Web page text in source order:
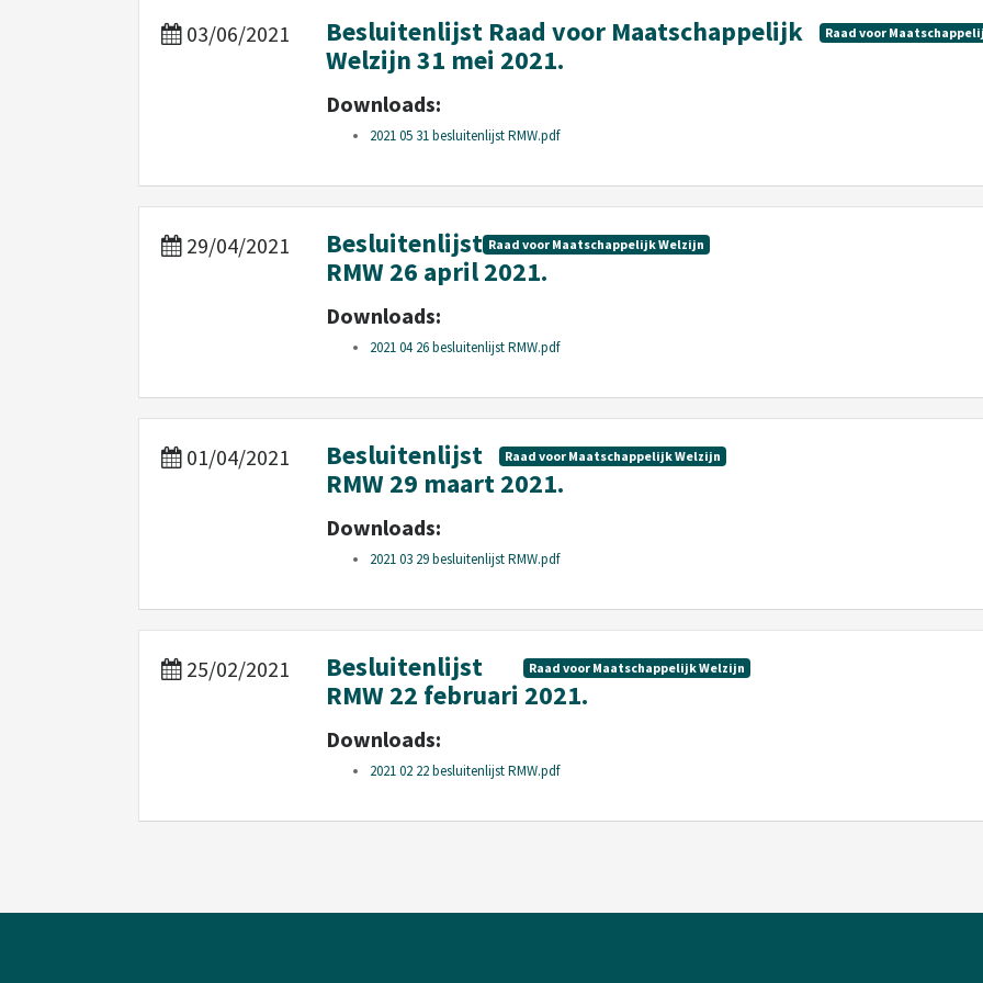
03/06/2021 Raad voor
Besluitenlijst Raad voor Maatschappelijk
Welzijn 31 mei 2021.
Downloads:
2021 05 31 besluitenlijst RMW.pdf
29/04/2021 Raad voor Maatschappelijk Welzijn
Besluitenlijst
RMW 26 april 2021.
Downloads:
2021 04 26 besluitenlijst RMW.pdf
01/04/2021 Raad voor Maatschappelijk Welzijn
Besluitenlijst
RMW 29 maart 2021.
Downloads:
2021 03 29 besluitenlijst RMW.pdf
25/02/2021 Raad voor Maatschappelijk Welzijn
Besluitenlijst
RMW 22 februari 2021.
Downloads:
2021 02 22 besluitenlijst RMW.pdf